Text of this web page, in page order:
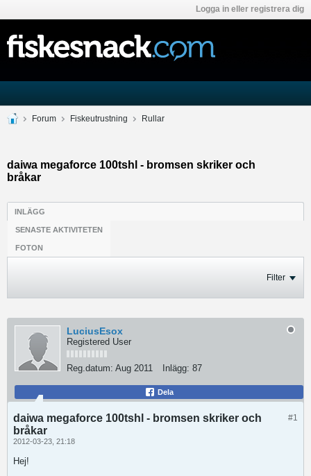
Logga in eller registrera dig
Forum Fiskeutrustning Rullar
daiwa megaforce 100tshl - bromsen skriker och
bråkar
INLÄGG
SENASTE AKTIVITETEN
FOTON
Filter
LuciusEsox
Registered User
Reg.datum: Aug 2011 Inlägg: 87
Dela
#1
daiwa megaforce 100tshl - bromsen skriker och
bråkar
2012-03-23, 21:18
Hej!